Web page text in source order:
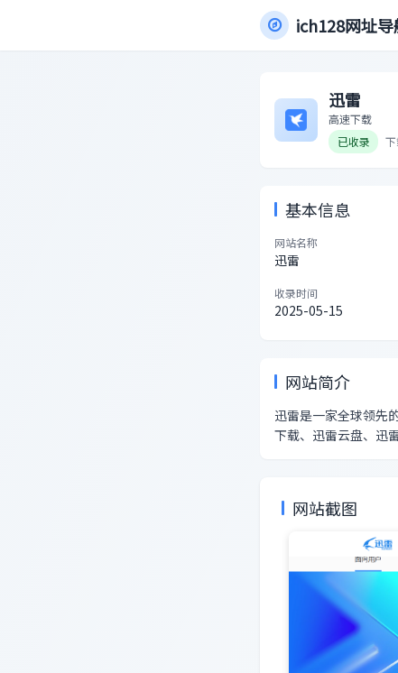
ich128网址导
迅雷
高速下载
已收录
基本信息
网站名称
迅雷
收录时间
2025-05-15
网站简介
迅雷是一家全球领先
下载、迅雷云盘、迅
网站截图